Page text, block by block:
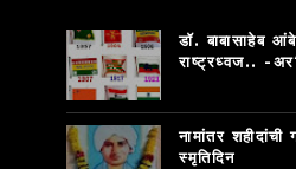
डॉ. बाबासाहेब
राष्ट्रध्वज.. -
नामांतर शहीदांची
स्मृतिदिन